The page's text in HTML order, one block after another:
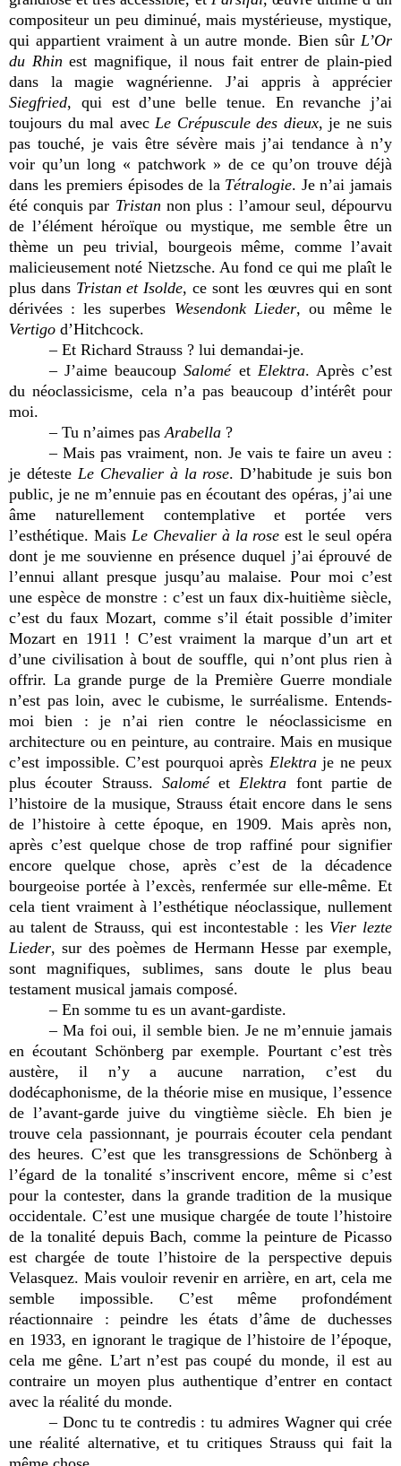
compositeur un peu diminué, mais mystérieuse, mystique,
qui appartient vraiment à un autre monde. Bien sûr L’Or
du Rhin est magnifique, il nous fait entrer de plain-pied
dans la magie wagnérienne. J’ai appris à apprécier
Siegfried, qui est d’une belle tenue. En revanche j’ai
toujours du mal avec Le Crépuscule des dieux, je ne suis
pas touché, je vais être sévère mais j’ai tendance à n’y
voir qu’un long « patchwork » de ce qu’on trouve déjà
dans les premiers épisodes de la Tétralogie. Je n’ai jamais
été conquis par Tristan non plus : l’amour seul, dépourvu
de l’élément héroïque ou mystique, me semble être un
thème un peu trivial, bourgeois même, comme l’avait
malicieusement noté Nietzsche. Au fond ce qui me plaît le
plus dans Tristan et Isolde, ce sont les œuvres qui en sont
dérivées : les superbes Wesendonk Lieder, ou même le
Vertigo d’Hitchcock.
– Et Richard Strauss ? lui demandai-je.
– J’aime beaucoupSaloméet Elektra. Après c’est
du néoclassicisme, cela n’a pas beaucoup d’intérêt pour
moi.
– Tu n’aimes pas Arabella ?
– Mais pas vraiment, non. Je vais te faire un aveu :
je déteste Le Chevalier à la rose. D’habitude je suis bon
public, je ne m’ennuie pas en écoutant des opéras, j’ai une
âme naturellement contemplative et portée vers
l’esthétique. Mais Le Chevalier à la rose est le seul opéra
dont je me souvienne en présence duquel j’ai éprouvé de
l’ennui allant presque jusqu’au malaise. Pour moi c’est
une espèce de monstre : c’est un faux dix-huitième siècle,
c’est du faux Mozart, comme s’il était possible d’imiter
Mozart en 1911 ! C’est vraiment la marque d’un art et
d’une civilisation à bout de souffle, qui n’ont plus rien à
offrir. La grande purge de la Première Guerre mondiale
n’est pas loin, avec le cubisme, le surréalisme. Entends-
moi bien : je n’ai rien contre le néoclassicisme en
architecture ou en peinture, au contraire. Mais en musique
c’est impossible. C’est pourquoi après Elektraje ne peux
plus écouter Strauss. Saloméet Elektra font partie de
l’histoire de la musique, Strauss était encore dans le sens
de l’histoire à cette époque, en 1909. Mais après non,
après c’est quelque chose de trop raffiné pour signifier
encore quelque chose, après c’est de la décadence
bourgeoise portée à l’excès, renfermée sur elle-même. Et
cela tient vraiment à l’esthétique néoclassique, nullement
au talent de Strauss, qui est incontestable : les Vier lezte
Lieder, sur des poèmes de Hermann Hesse par exemple,
sont magnifiques, sublimes, sans doute le plus beau
testament musical jamais composé.
– En somme tu es un avant-gardiste.
– Ma foi oui, il semble bien. Je ne m’ennuie jamais
en écoutant Schönberg par exemple. Pourtant c’est très
austère, il n’y a aucune narration, c’est du
dodécaphonisme, de la théorie mise en musique, l’essence
de l’avant-garde juive du vingtième siècle. Eh bien je
trouve cela passionnant, je pourrais écouter cela pendant
des heures. C’est que les transgressions de Schönberg à
l’égard de la tonalité s’inscrivent encore, même si c’est
pour la contester, dans la grande tradition de la musique
occidentale. C’est une musique chargée de toute l’histoire
de la tonalité depuis Bach, comme la peinture de Picasso
est chargée de toute l’histoire de la perspective depuis
Velasquez. Mais vouloir revenir en arrière, en art, cela me
semble impossible. C’est même profondément
réactionnaire : peindre les états d’âme de duchesses
en 1933, en ignorant le tragique de l’histoire de l’époque,
cela me gêne. L’art n’est pas coupé du monde, il est au
contraire un moyen plus authentique d’entrer en contact
avec la réalité du monde.
– Donc tu te contredis : tu admires Wagner qui crée
une réalité alternative, et tu critiques Strauss qui fait la